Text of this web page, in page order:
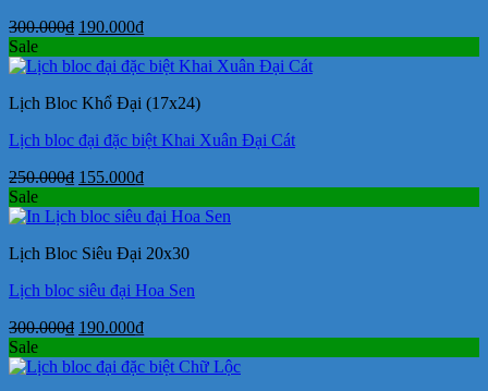
300.000₫ Giá
là:
190.000₫Giá
tại
190.000₫.
Sale
Lịch Bloc Khổ Đại (17x24)
Lịch bloc đại đặc biệt Khai Xuân Đại Cát
250.000₫ Giá
là:
155.000₫Giá
tại
155.000₫.
Sale
Lịch Bloc Siêu Đại 20x30
Lịch bloc siêu đại Hoa Sen
300.000₫ Giá
là:
190.000₫Giá
tại
Sale